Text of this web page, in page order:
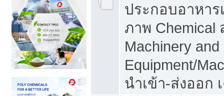
ประกอบอาหาร
ภาพ Chemical
Machinery
Equipment/
นำเข้า-ส่งออก